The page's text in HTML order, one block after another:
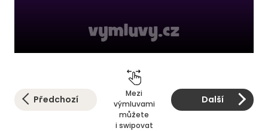
Předchozí
Mezi
výmluvami
můžete
i swipovat
Další